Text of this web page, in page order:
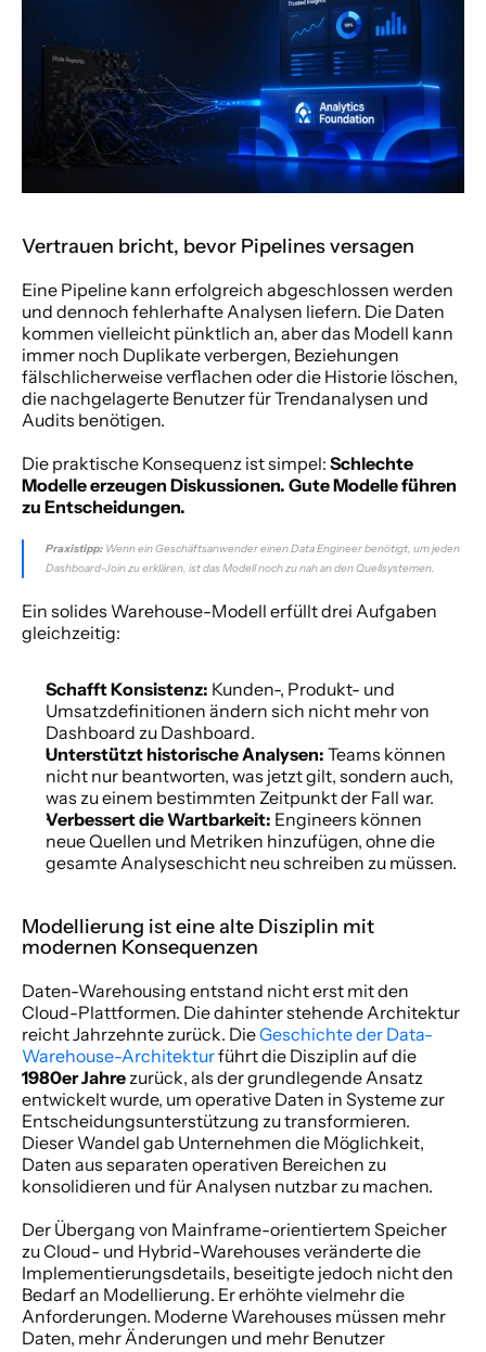
Vertrauen bricht, bevor Pipelines versagen
Eine Pipeline kann erfolgreich abgeschlossen werden
und dennoch fehlerhafte Analysen liefern. Die Daten
kommen vielleicht pünktlich an, aber das Modell kann
immer noch Duplikate verbergen, Beziehungen
fälschlicherweise verflachen oder die Historie löschen,
die nachgelagerte Benutzer für Trendanalysen und
Audits benötigen.
Die praktische Konsequenz ist simpel: Schlechte
Modelle erzeugen Diskussionen. Gute Modelle führen
zu Entscheidungen.
Praxistipp: Wenn ein Geschäftsanwender einen Data Engineer benötigt, um jeden
Dashboard-Join zu erklären, ist das Modell noch zu nah an den Quellsystemen.
Ein solides Warehouse-Modell erfüllt drei Aufgaben
gleichzeitig:
Schafft Konsistenz: Kunden-, Produkt- und
Umsatzdefinitionen ändern sich nicht mehr von
Dashboard zu Dashboard.
Unterstützt historische Analysen: Teams können
nicht nur beantworten, was jetzt gilt, sondern auch,
was zu einem bestimmten Zeitpunkt der Fall war.
Verbessert die Wartbarkeit: Engineers können
neue Quellen und Metriken hinzufügen, ohne die
gesamte Analyseschicht neu schreiben zu müssen.
Modellierung ist eine alte Disziplin mit
modernen Konsequenzen
Daten-Warehousing entstand nicht erst mit den
Cloud-Plattformen. Die dahinter stehende Architektur
reicht Jahrzehnte zurück. Die Geschichte der Data-
Warehouse-Architektur
1980er Jahre zurück, als der grundlegende Ansatz
entwickelt wurde, um operative Daten in Systeme zur
Entscheidungsunterstützung zu transformieren.
Dieser Wandel gab Unternehmen die Möglichkeit,
Daten aus separaten operativen Bereichen zu
konsolidieren und für Analysen nutzbar zu machen.
Der Übergang von Mainframe-orientiertem Speicher
zu Cloud- und Hybrid-Warehouses veränderte die
Implementierungsdetails, beseitigte jedoch nicht den
Bedarf an Modellierung. Er erhöhte vielmehr die
Anforderungen. Moderne Warehouses müssen mehr
Daten, mehr Änderungen und mehr Benutzer